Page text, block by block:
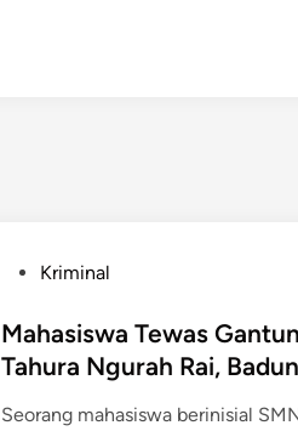
s
t
d
Kriminal
Mahasiswa Tewas
Tahura Ngurah Rai,
Seorang mahasiswa berinisial